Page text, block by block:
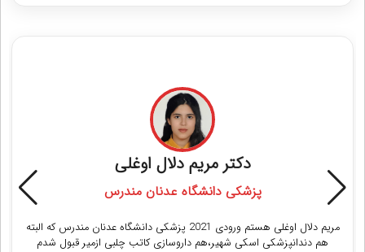
دکتر مریم دلال اوغلی
پزشکی دانشگاه عدنان مندرس
مریم دلال اوغلی هستم ورودی 2021 پزشکی دانشگاه عدنان مندرس که البته
هم دندانپزشکی اسکی شهیر،هم داروسازی کاتب چلبی ازمیر قبول شدم